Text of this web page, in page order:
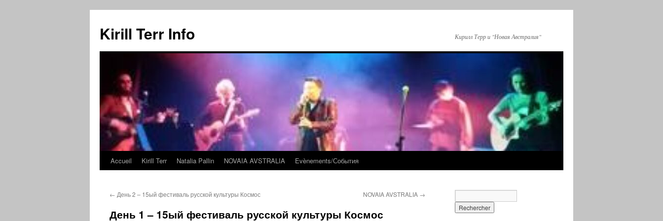
Kirill Terr Info Кирилл Терр и "Новая Австралия"
Aller
contenu
Accueil Kirill Terr Natalia Pallin NOVAIA AVSTRALIA Evènements/События
← День 2 – 15ый фестиваль русской культуры Космос NOVAIA AVSTRALIA →
День 1 – 15ый фестиваль русской культуры Космос